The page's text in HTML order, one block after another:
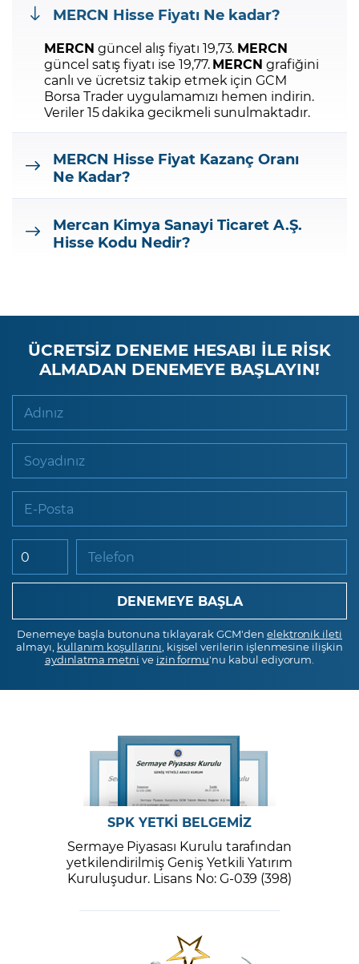
MERCN Hisse Fiyatı Ne kadar?
MERCN güncel alış fiyatı 19,73. MERCN
güncel satış fiyatı ise 19,77.MERCN grafiğini
canlı ve ücretsiz takip etmek için GCM
Borsa Trader uygulamamızı hemen indirin.
Veriler 15 dakika gecikmeli sunulmaktadır.
MERCN Hisse Fiyat Kazanç Oranı
Ne Kadar?
Mercan Kimya Sanayi Ticaret A.Ş.
Hisse Kodu Nedir?
ÜCRETSİZ DENEME HESABI İLE RİSK
ALMADAN DENEMEYE BAŞLAYIN!
Adınız
Soyadınız
E-Posta
Telefon
Denemeye başla butonuna tıklayarak GCM'den elektronik ileti
almayı, kullanım koşullarını , kişisel verilerin işlenmesine ilişkin
aydınlatma metni ve izin formu'nu kabul ediyorum.
SPK YETKİ BELGEMİZ
Sermaye Piyasası Kurulu tarafından
yetkilendirilmiş Geniş Yetkili Yatırım
Kuruluşudur. Lisans No: G-039 (398)